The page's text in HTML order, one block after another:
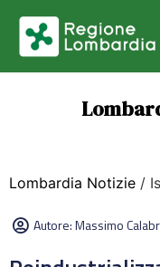
Lombardia Notizie /
Autore:Massimo